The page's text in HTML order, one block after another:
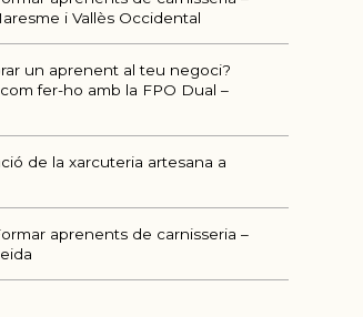
i Vallès Occidental
un aprenent al teu negoci?
fer-ho amb la FPO Dual –
de la xarcuteria artesana a
aprenents de carnisseria –